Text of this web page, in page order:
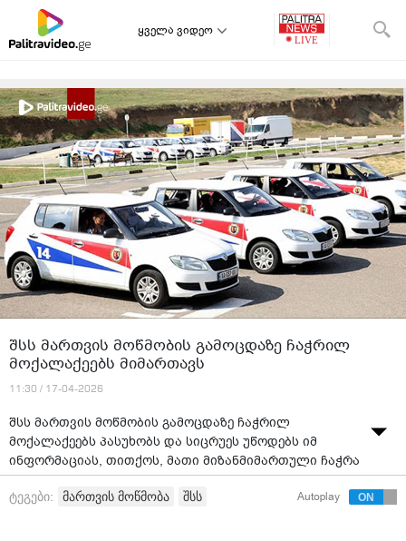
ყველა ვიდეო
შსს მართვის მოწმობის გამოცდაზე ჩაჭრილ
მოქალაქეებს მიმართავს
11:30 / 17-04-2026
შსს მართვის მოწმობის გამოცდაზე ჩაჭრილ
მოქალაქეებს პასუხობს და სიცრუეს უწოდებს იმ
ინფორმაციას, თითქოს, მათი მიზანმიმართული ჩაჭრა
და მათთვის ხელოვნური ბარიერების შექმნა
ხორციელდება.
ტეგები: მართვის მოწმობა შსს Autoplay